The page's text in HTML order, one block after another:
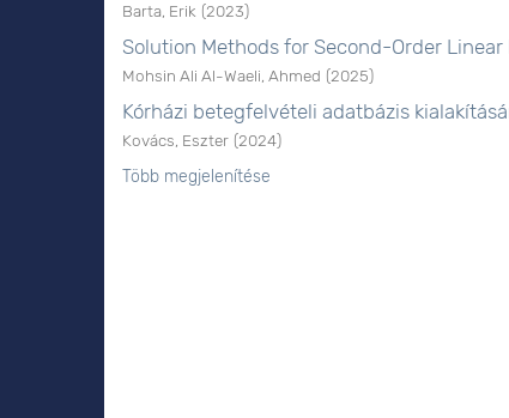
Barta, Erik (2023)
Solution Methods for Second-Order
Mohsin Ali Al-Waeli, Ahmed (2025)
Kórházi betegfelvételi adatbázis
Kovács, Eszter (2024)
Több megjelenítése